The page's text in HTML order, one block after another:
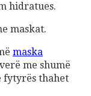
hidratues.
maskat.
maska
me shumë
fytyrës thahet